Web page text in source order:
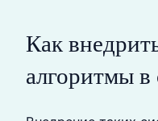
Как
алгоритмы